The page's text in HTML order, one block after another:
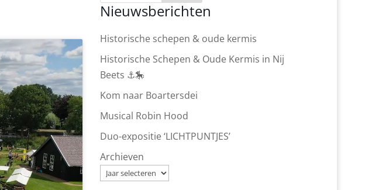
Nieuwsberichten
Historische schepen & oude kermis
Historische Schepen & Oude Kermis in Nij
Beets ⚓🎠
Kom naar Boartersdei
Musical Robin Hood
Duo-expositie ‘LICHTPUNTJES’
Archieven